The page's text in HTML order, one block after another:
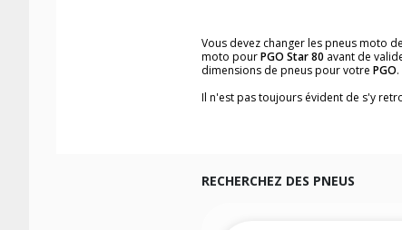
Vous devez changer les pneus moto
moto pourPGO Star 80 avant de
dimensions de pneus pour votre PGO.
Il n'est pas toujours évident de s'y
Vous ne savez pas comment trouver
facilement.
RECHERCHEZ DES PNEUS